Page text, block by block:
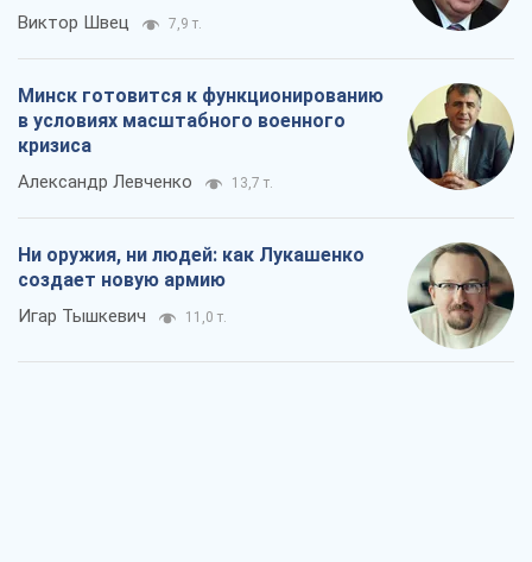
Виктор Швец 7,9 т.
Минск готовится к функционированию
в условиях масштабного военного
кризиса
Александр Левченко 13,7 т.
Ни оружия, ни людей: как Лукашенко
создает новую армию
Игар Тышкевич 11,0 т.